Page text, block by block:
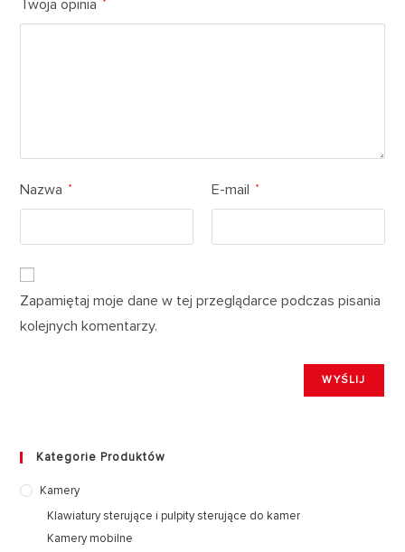
Twoja opinia *
Nazwa * E-mail *
Zapamiętaj moje dane w tej przeglądarce podczas pisania
kolejnych komentarzy.
Kategorie Produktów
Kamery
Klawiatury sterujące i pulpity sterujące do kamer
Kamery mobilne